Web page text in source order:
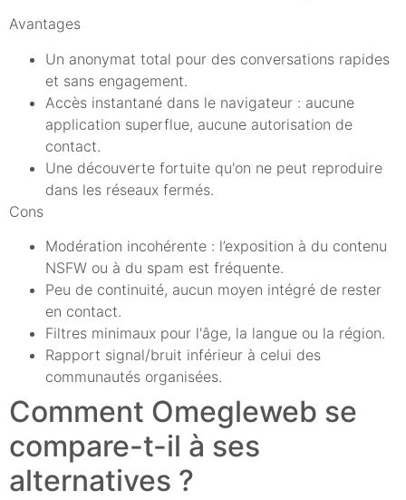
Avantages
Un anonymat total pour des conversations rapides
et sans engagement.
Accès instantané dans le navigateur : aucune
application superflue, aucune autorisation de
contact.
Une découverte fortuite qu'on ne peut reproduire
dans les réseaux fermés.
Cons
Modération incohérente : l’exposition à du contenu
NSFW ou à du spam est fréquente.
Peu de continuité, aucun moyen intégré de rester
en contact.
Filtres minimaux pour l'âge, la langue ou la région.
Rapport signal/bruit inférieur à celui des
communautés organisées.
Comment Omegleweb se
compare-t-il à ses
alternatives ?